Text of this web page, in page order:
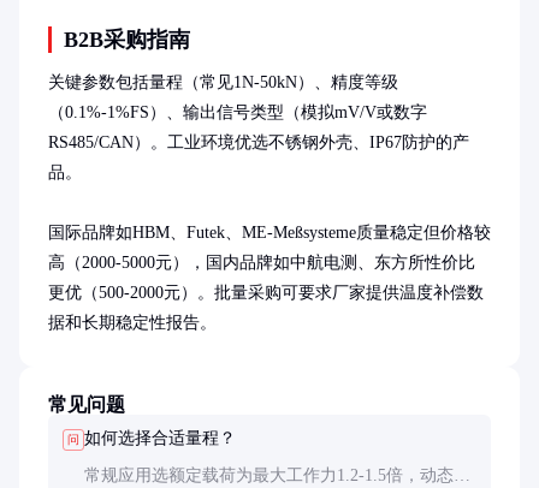
B2B采购指南
关键参数包括量程（常见1N-50kN）、精度等级
（0.1%-1%FS）、输出信号类型（模拟mV/V或数字
RS485/CAN）。工业环境优选不锈钢外壳、IP67防护的产
品。
国际品牌如HBM、Futek、ME-Meßsysteme质量稳定但价格较
高（2000-5000元），国内品牌如中航电测、东方所性价比
更优（500-2000元）。批量采购可要求厂家提供温度补偿数
据和长期稳定性报告。
常见问题
问 如何选择合适量程？
常规应用选额定载荷为最大工作力1.2-1.5倍，动态测